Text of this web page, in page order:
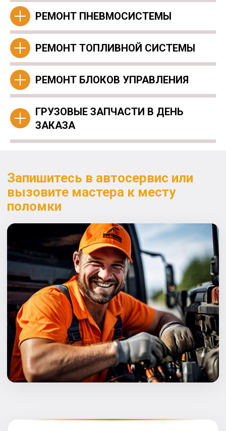
РЕМОНТ ПНЕВМОСИСТЕМЫ
РЕМОНТ ТОПЛИВНОЙ СИСТЕМЫ
РЕМОНТ БЛОКОВ УПРАВЛЕНИЯ
ГРУЗОВЫЕ ЗАПЧАСТИ В ДЕНЬ
ЗАКАЗА
Запишитесь в автосервис или
вызовите мастера к месту
поломки